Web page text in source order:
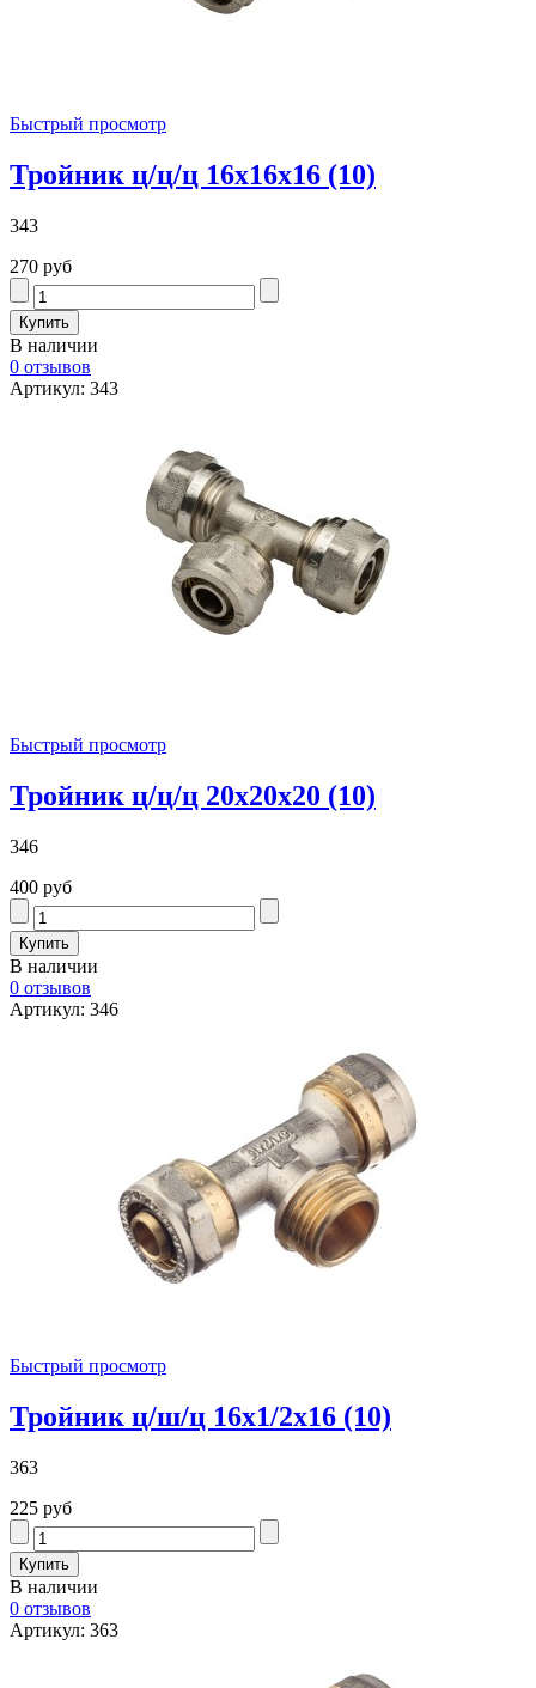
Быстрый просмотр
Тройник ц/ц/ц 16х16х16 (10)
343
270 руб
В наличии
0 отзывов
Артикул: 343
Быстрый просмотр
Тройник ц/ц/ц 20х20х20 (10)
346
400 руб
В наличии
0 отзывов
Артикул: 346
Быстрый просмотр
Тройник ц/ш/ц 16х1/2х16 (10)
363
225 руб
В наличии
0 отзывов
Артикул: 363